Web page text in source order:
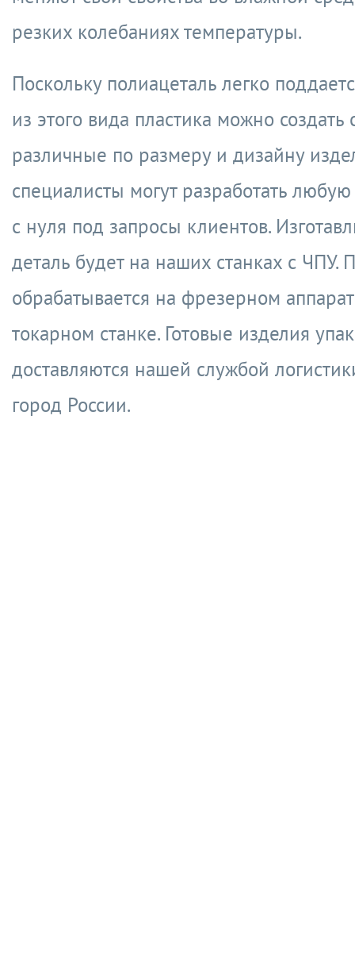
резких колебаниях температуры.
Поскольку полиацеталь легко
из этого вида пластика можно создать
различные по размеру и дизайну
специалисты могут разработать
с нуля под запросы клиентов.
деталь будет на наших станках с ЧПУ.
обрабатывается на фрезерном
токарном станке. Готовые изделия
доставляются нашей службой
город России.